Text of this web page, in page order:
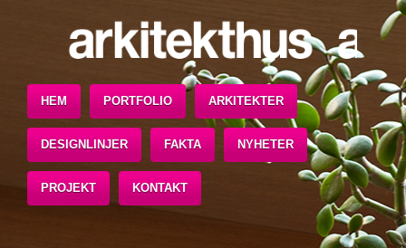
HEM PORTFOLIO ARKITEKTER
DESIGNLINJER FAKTA NYHETER
PROJEKT KONTAKT